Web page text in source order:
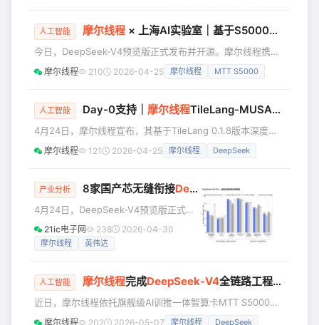
行业用户带来开箱即用的国产化部署方案。 ▼ DeepSeek-
V4-Pro镜像地址： https://modelscope.cn/models/
人工智能 摩尔线程 × 上海AI实验室｜基于S5000和KernelSwift实现
今日，DeepSeek-V4预览版正式发布并开源。摩尔线程携手
上海 AI 实验室 DeepLink 团队，通过大模型驱动的智能算子
率已超80%，真正实现了模型发布与国产算力适配的同步落
地。这一成果不仅为开发者提供了无缝部署体验，更彰显了
KernelSwift 与 M
摩尔线程 210 2026-04-25 摩尔线程 MTT S5000
人工智能 Day-0支持｜ 摩尔线程TileLang-MUSA率先支持
4月24日，摩尔线程宣布，其基于TileLang 0.1.8版本深度优
化并已成为TileLang官方主线版本的TileLang-MUSA，已率
先在国产全功能GPU上，实现对DeepSeek-V4最新TileLang
迁移、验证与性能优化奠定了可直接复用的工程基础。
▼ TileKernels算子库开源地址： https://gi
摩尔线程 121 2026-04-25 摩尔线程 DeepSeek
产业分析 8家国产芯无缝衔接DeepSeek-V4
4月24日，DeepSeek-V4预览版正式发
布。DeepSeek自V3起便以高频迭代著
称，V4的到来只是节奏延续。 但真正引
昆仑芯、阿里平头哥、天数智芯等八家
天，集体完成了全链路适配与性能优
21ic电子网 238 2026-04-30
摩尔线程 英伟达
人工智能 摩尔线程完成DeepSeek-V4全链路工程化适配：S5000基于MUSA+SGLang实现复杂MoE模型快速落地
近日，摩尔线程依托旗舰级AI训推一体智算卡MTT S5000与
自研MUSA软件栈，基于SGLang 开源推理框架，成功完成
摩尔线程 202 2026-05-07 摩尔线程 DeepSeek